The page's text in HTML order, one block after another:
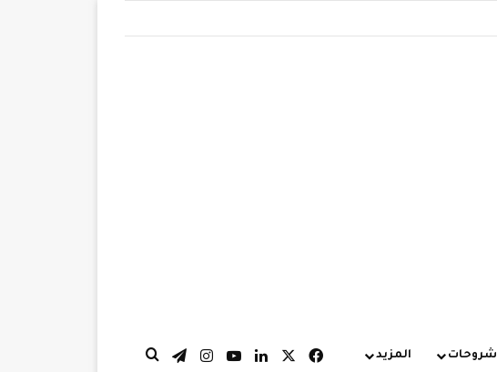
شروحات المزيد فيسبوك لينكدإن‫YouTubeانستقرام
تيلقرام